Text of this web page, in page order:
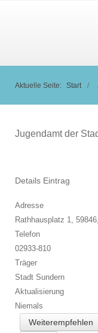
Aktuelle Seite: Start
Jugendamt der
Details Eintrag
Adresse
Rathhausplatz 1, 59846,
Telefon
02933-810
Träger
Stadt Sundern
Aktualisierung
Niemals
Weiterempfehlen